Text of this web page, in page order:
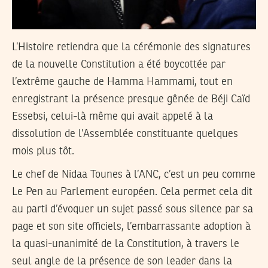
L’Histoire retiendra que la cérémonie des signatures
de la nouvelle Constitution a été boycottée par
l’extrême gauche de Hamma Hammami, tout en
enregistrant la présence presque gênée de Béji Caïd
Essebsi, celui-là même qui avait appelé à la
dissolution de l’Assemblée constituante quelques
mois plus tôt.
Le chef de Nidaa Tounes à l’ANC, c’est un peu comme
Le Pen au Parlement européen. Cela permet cela dit
au parti d’évoquer un sujet passé sous silence par sa
page et son site officiels, l’embarrassante adoption à
la quasi-unanimité de la Constitution, à travers le
seul angle de la présence de son leader dans la